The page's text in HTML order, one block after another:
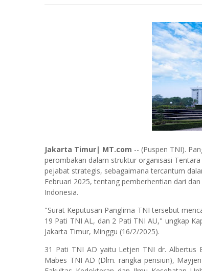
Jakarta Timur| MT.com -- (Puspen TNI).
perombakan dalam struktur organisasi
pejabat strategis, sebagaimana tercantum
Februari 2025, tentang pemberhentian dari
Indonesia.
"Surat Keputusan Panglima TNI tersebut
19 Pati TNI AL, dan 2 Pati TNI AU," ungkap
Jakarta Timur, Minggu (16/2/2025).
31 Pati TNI AD yaitu Letjen TNI dr. Albertus
Mabes TNI AD (Dlm. rangka pensiun),